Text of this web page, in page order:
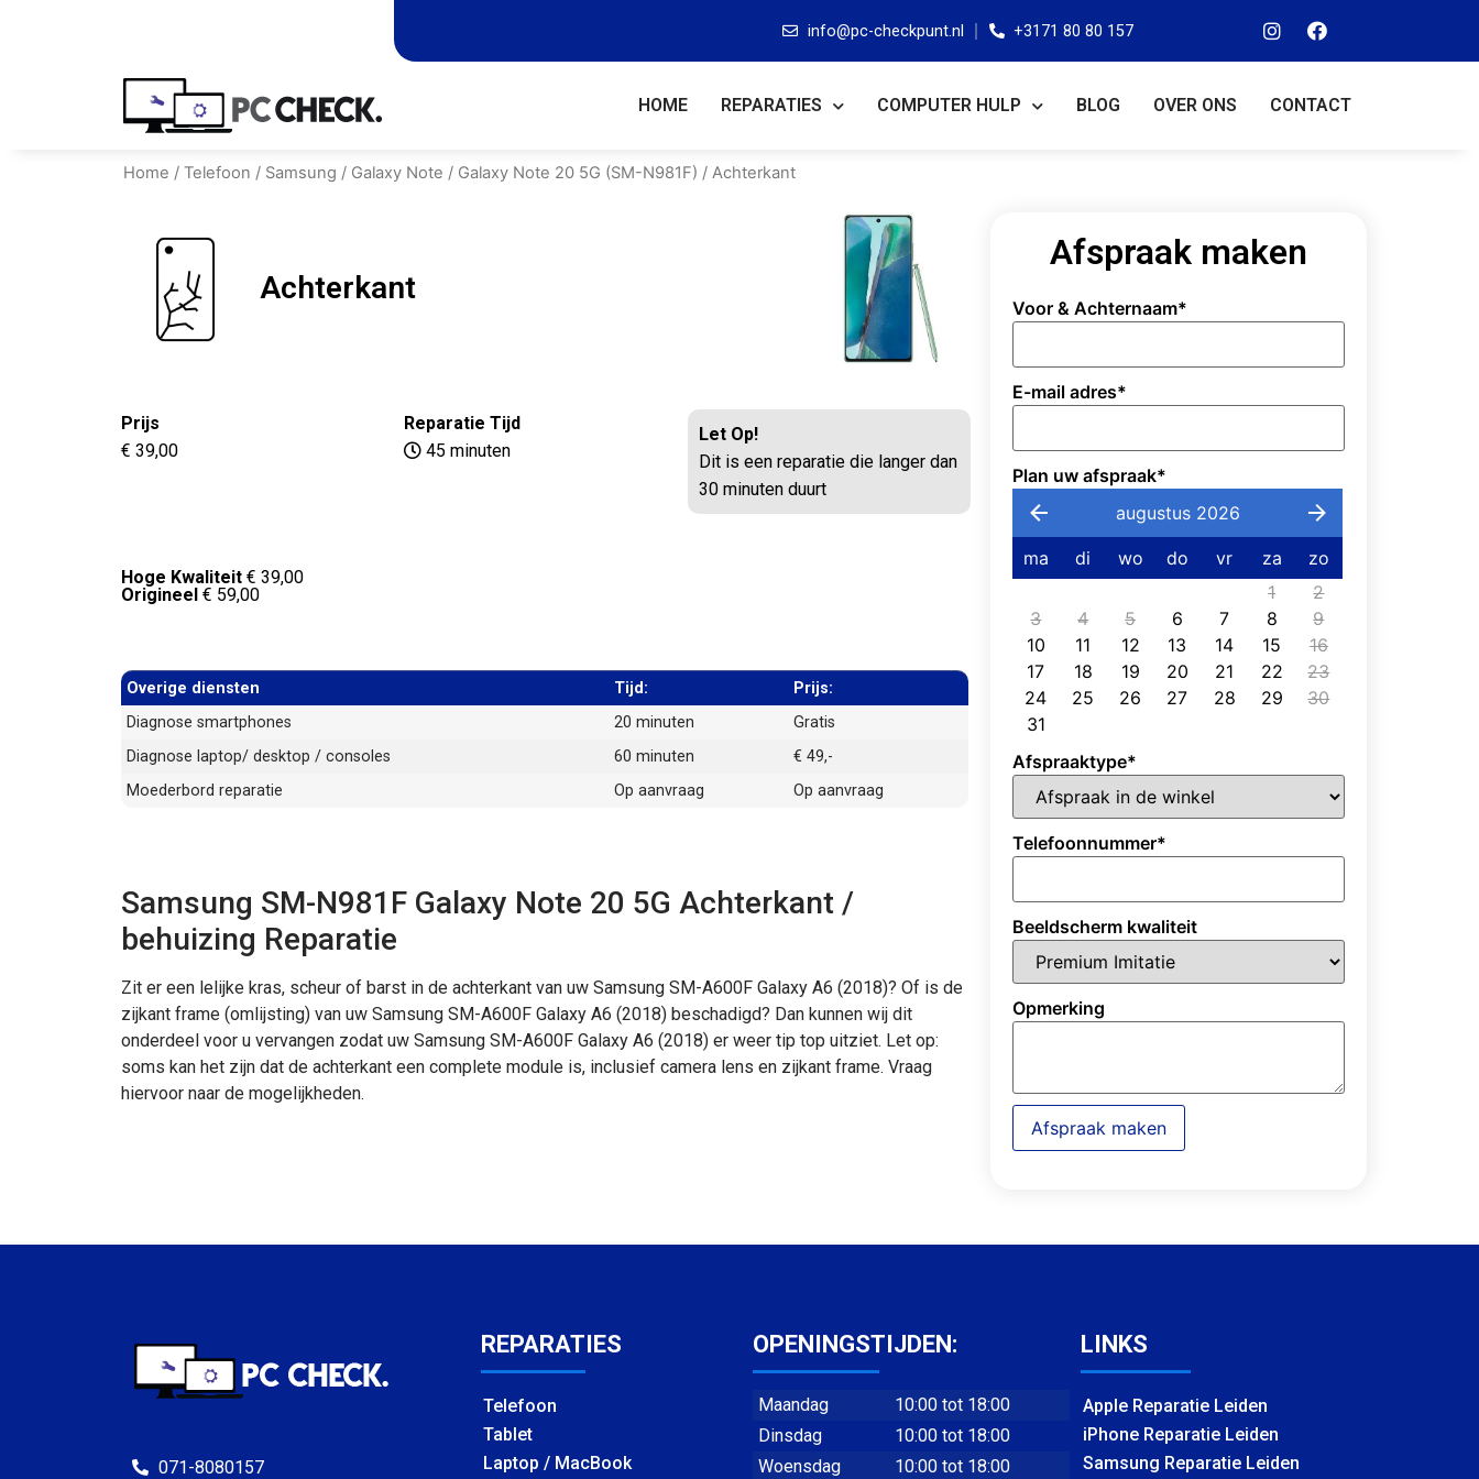
info@pc-checkpunt.nl +3171 80 80 157
HOME REPARATIES COMPUTER HULP BLOG OVER ONS CONTACT
Home / Telefoon / Samsung / Galaxy Note / Galaxy Note 20 5G (SM-N981F) / Achterkant
Achterkant
Prijs
€ 39,00
Reparatie Tijd
45 minuten
Let Op!
Dit is een reparatie die langer dan
30 minuten duurt
Hoge Kwaliteit € 39,00
Origineel € 59,00
Overige diensten Tijd:
Prijs:
Diagnose smartphones
20 minuten
Gratis
Diagnose laptop/ desktop / consoles
60 minuten
€ 49,-
Moederbord reparatie
Op aanvraag Op aanvraag
Samsung SM-N981F Galaxy Note 20 5G Achterkant /
behuizing Reparatie
Zit er een lelijke kras, scheur of barst in de achterkant van uw Samsung SM-A600F Galaxy A6 (2018)? Of is de
zijkant frame (omlijsting) van uw Samsung SM-A600F Galaxy A6 (2018) beschadigd? Dan kunnen wij dit
onderdeel voor u vervangen zodat uw Samsung SM-A600F Galaxy A6 (2018) er weer tip top uitziet. Let op:
soms kan het zijn dat de achterkant een complete module is, inclusief camera lens en zijkant frame. Vraag
hiervoor naar de mogelijkheden.
Afspraak maken
Voor & Achternaam*
E-mail adres*
Plan uw afspraak*
augustus 2026
ma di wo do vr za
zo
1
2
3
4 5 6 7 8
9
10
11 12 13 14 15
16
17
18 19 20 21 22
23
24
25 26 27 28 29
30
31
Afspraaktype*
Telefoonnummer*
Beeldscherm kwaliteit
Opmerking
Afspraak maken
071-8080157
REPARATIES
Telefoon
Tablet
Laptop / MacBook
OPENINGSTIJDEN:
Maandag
10:00 tot 18:00
Dinsdag
10:00 tot 18:00
Woensdag
10:00 tot 18:00
LINKS
Apple Reparatie Leiden
iPhone Reparatie Leiden
Samsung Reparatie Leiden